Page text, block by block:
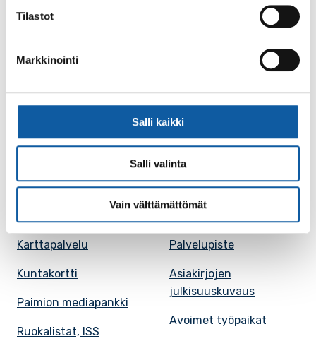
Tilastot
Markkinointi
Salli kaikki
Salli valinta
Vain välttämättömät
Sähköposti:
FacebookInstagramYoutube
Paimio-tieto
Karttapalvelu
Kuntakortti
Paimion mediapankki
Ruokalistat, ISS
Asiointi
Palvelupiste
Asiakirjojen
julkisuuskuvaus
Avoimet työpaikat